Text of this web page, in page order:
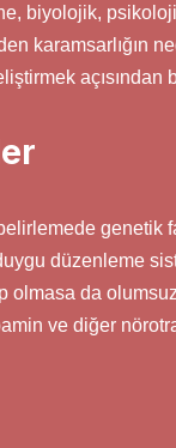
biyolojik,
karamsarlığın
açısından
genetik
düzenleme
olmasa da
ve diğer